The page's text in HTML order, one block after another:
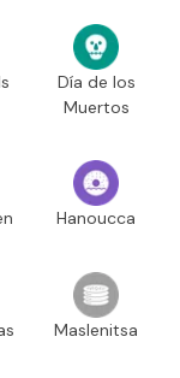
Día de los
Muertos
Hanoucca
Maslenitsa